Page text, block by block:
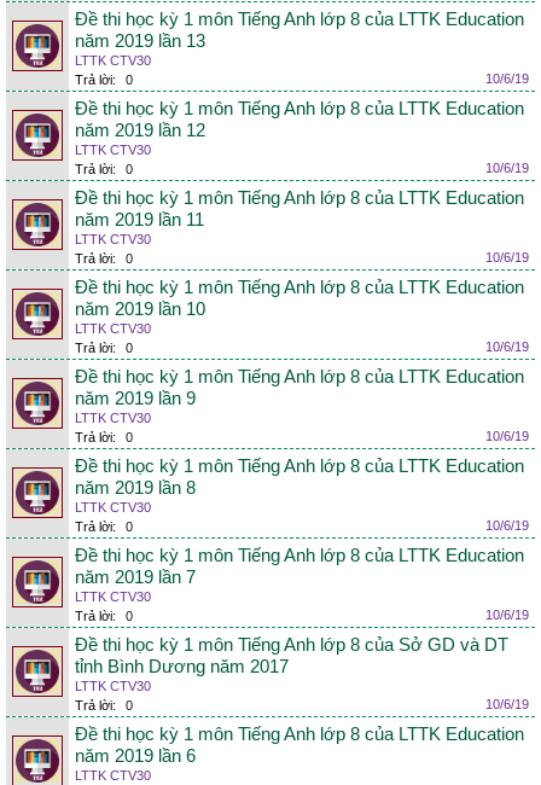
Đề thi học kỳ 1 môn Tiếng Anh lớp 8 của LTTK Education
năm 2019 lần 13
LTTK CTV30
Trả lời:
0 10/6/19
Đề thi học kỳ 1 môn Tiếng Anh lớp 8 của LTTK Education
năm 2019 lần 12
LTTK CTV30
Trả lời:
0 10/6/19
Đề thi học kỳ 1 môn Tiếng Anh lớp 8 của LTTK Education
năm 2019 lần 11
LTTK CTV30
Trả lời:
0 10/6/19
Đề thi học kỳ 1 môn Tiếng Anh lớp 8 của LTTK Education
năm 2019 lần 10
LTTK CTV30
Trả lời:
0 10/6/19
Đề thi học kỳ 1 môn Tiếng Anh lớp 8 của LTTK Education
năm 2019 lần 9
LTTK CTV30
Trả lời:
0 10/6/19
Đề thi học kỳ 1 môn Tiếng Anh lớp 8 của LTTK Education
năm 2019 lần 8
LTTK CTV30
Trả lời:
0 10/6/19
Đề thi học kỳ 1 môn Tiếng Anh lớp 8 của LTTK Education
năm 2019 lần 7
LTTK CTV30
Trả lời:
0 10/6/19
Đề thi học kỳ 1 môn Tiếng Anh lớp 8 của Sở GD và DT
tỉnh Bình Dương năm 2017
LTTK CTV30
Trả lời:
0 10/6/19
Đề thi học kỳ 1 môn Tiếng Anh lớp 8 của LTTK Education
năm 2019 lần 6
LTTK CTV30